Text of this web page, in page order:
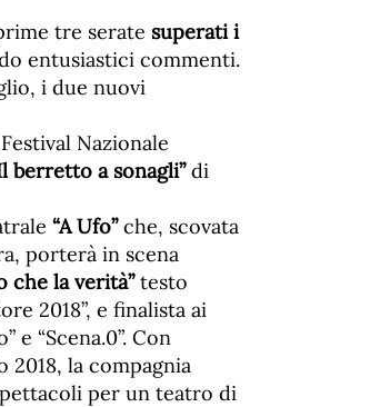
tre serate superati i
entusiastici commenti.
i due nuovi
Nazionale
berretto a sonagli”di
“A Ufo”che, scovata
porterà in scena
che la verità”testo
2018”, e finalista ai
e “Scena.0”. Con
2018, la compagnia
per un teatro di